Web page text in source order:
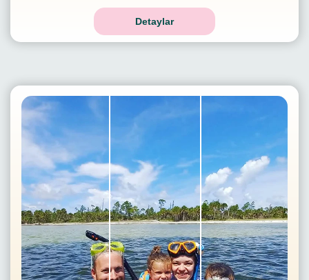
Detaylar